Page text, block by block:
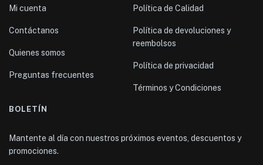
Mi cuenta
Contáctanos
Quienes somos
Preguntas frecuentes
Política de Calidad
Política de devoluciones y
reembolsos
Política de privacidad
Términos y Condiciones
BOLETÍN
Mantente al día con nuestros próximos eventos, descuentos y
promociones.